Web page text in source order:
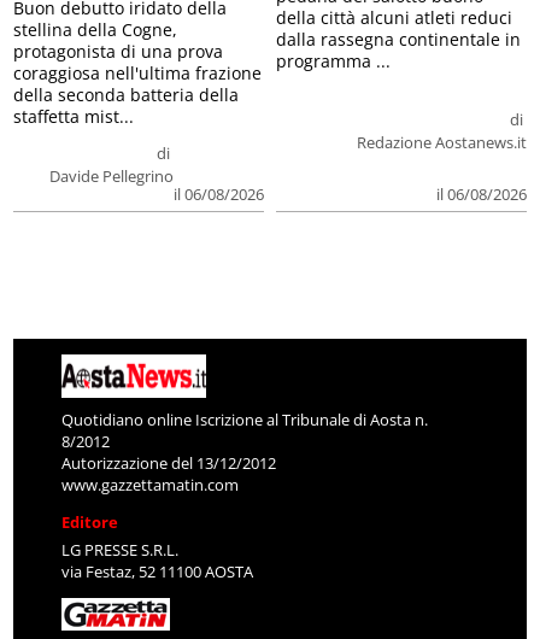
di
Davide Pellegrino
il 06/08/2026
Buon debutto iridato della
stellina della Cogne,
protagonista di una prova
coraggiosa nell'ultima frazione
della seconda batteria della
staffetta mist...
di
Redazione Aostanews.it
il 06/08/2026
della città alcuni atleti reduci
dalla rassegna continentale in
programma ...
Quotidiano online Iscrizione al Tribunale di Aosta n.
8/2012
Autorizzazione del 13/12/2012
www.gazzettamatin.com
Editore
LG PRESSE S.R.L.
via Festaz, 52 11100 AOSTA